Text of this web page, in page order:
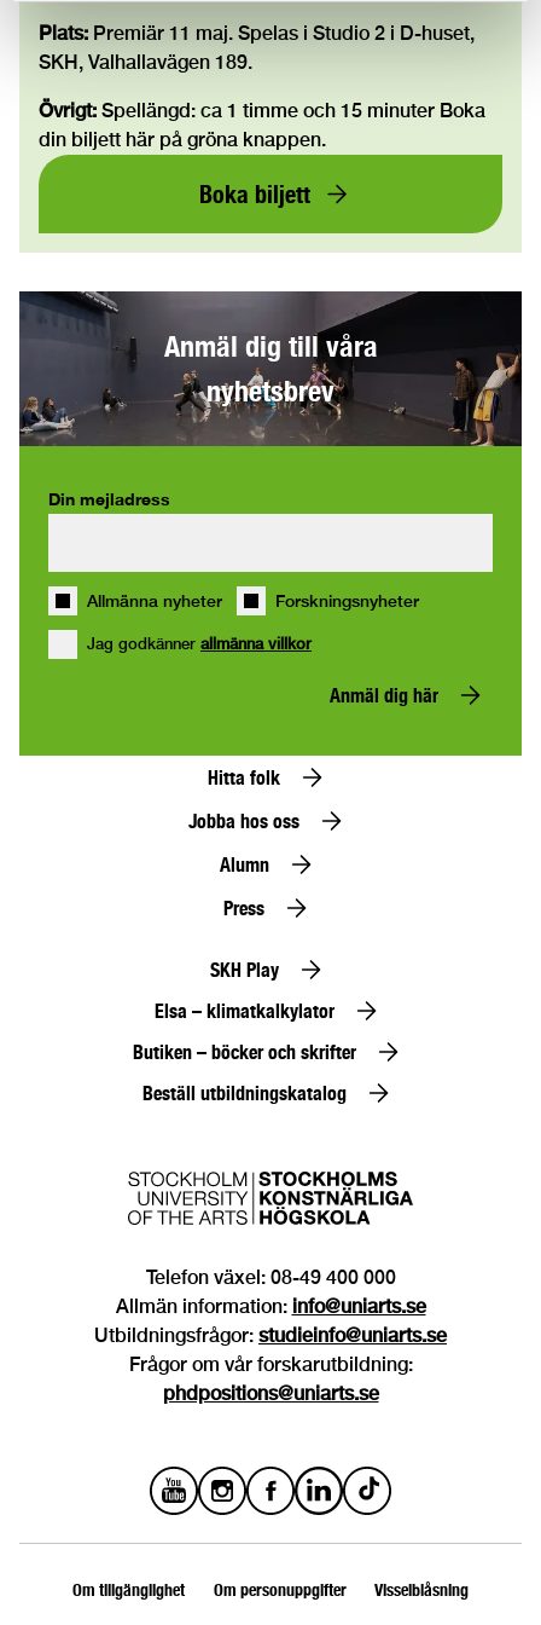
Plats: Premiär 11 maj. Spelas i Studio 2 i D-huset,
SKH, Valhallavägen 189.
Övrigt: Spellängd: ca 1 timme och 15 minuter Boka
din biljett här på gröna knappen.
Boka biljett
Anmäl dig till våra
nyhetsbrev
Din mejladress
Allmänna nyheter Forskningsnyheter
Jag godkänner allmänna villkor
Anmäl dig här
Hitta folk
Jobba hos oss
Alumn
Press
SKH Play
Elsa – klimatkalkylator
Butiken – böcker och skrifter
Beställ utbildningskatalog
Telefon växel: 08-49 400 000
Allmän information: info@uniarts.se
Utbildningsfrågor: studieinfo@uniarts.se
Frågor om vår forskarutbildning:
phdpositions@uniarts.se
Om tillgänglighet Om personuppgifter Visselblåsning